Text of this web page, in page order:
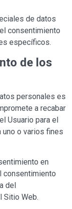
de datos
consentimiento
específicos.
de los
personales es
a recabar
Usuario para el
o varios fines
en
consentimiento
del
Sitio Web.